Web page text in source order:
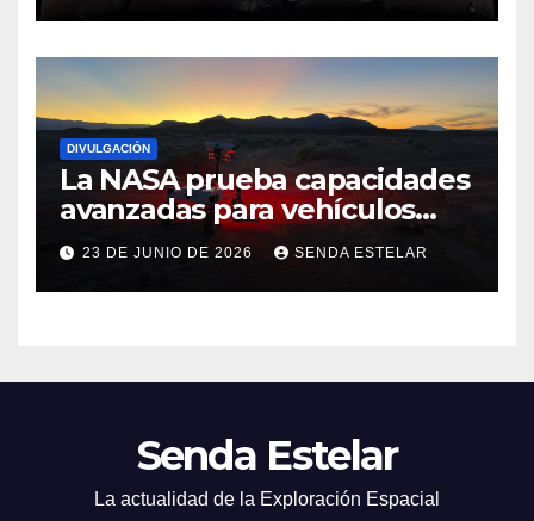
DIVULGACIÓN
La NASA prueba capacidades
avanzadas para vehículos
exploradores lunares y
marcianos.
23 DE JUNIO DE 2026 SENDA ESTELAR
Senda Estelar
La actualidad de la Exploración Espacial